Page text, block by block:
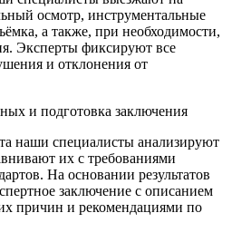
осмотр, инструментальные
а также, при необходимости,
Эксперты фиксируют все
и отклонения от
и подготовка заключения
наши специалисты анализируют
их с требованиями
На основании результатов
заключение с описанием
причин и рекомендациями по